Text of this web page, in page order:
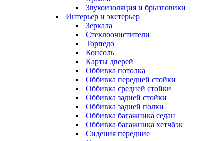
Звукоизоляция и брызговики
Интерьер и экстерьер
Зеркала
Стеклоочистители
Торпедо
Консоль
Карты дверей
Оббивка потолка
Оббивка передней стойки
Оббивка средней стойки
Оббивка задней стойки
Оббивка задней полки
Оббивка багажника седан
Оббивка багажника хетчбэк
Сидения передние